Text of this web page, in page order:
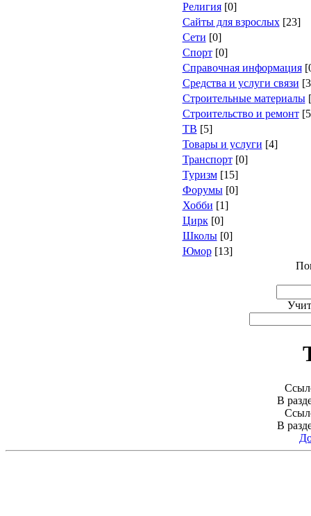
Религия[0]
Сайты для взрослых[23]
Сети [0]
Спорт[0]
Справочная информация
Средства и услуги связи
Строительные материалы
Строительство и ремонт
ТВ [5]
Товары и услуги [4]
Транспорт[0]
Туризм[15]
Форумы[0]
Хобби [1]
Цирк[0]
Школы[0]
Юмор[13]
В
В